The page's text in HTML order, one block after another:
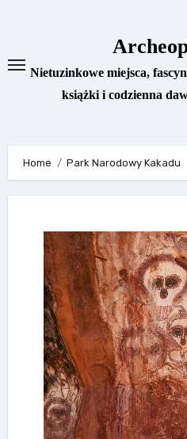
Nietuzinkowe miejsca,
książki i codzienna
Home Park Narodowy Kakadu